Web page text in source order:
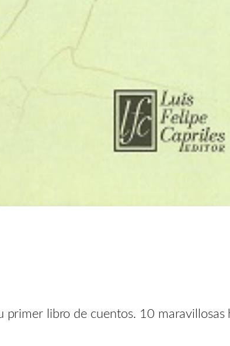
primer libro de cuentos. 10 maravillosas